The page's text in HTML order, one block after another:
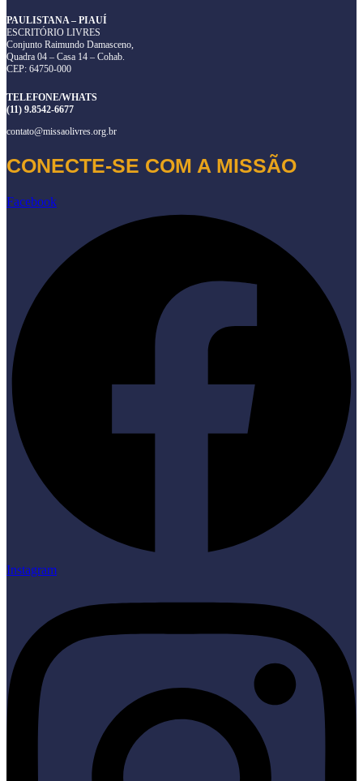
PAULISTANA – PIAUÍ
ESCRITÓRIO LIVRES
Conjunto Raimundo Damasceno,
Quadra 04 – Casa 14 – Cohab.
CEP: 64750-000
TELEFONE/WHATS
(11) 9.8542-6677
contato@missaolivres.org.br
CONECTE-SE COM A MISSÃO
Facebook
Instagram